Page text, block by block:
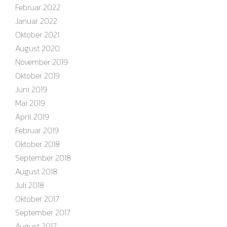
Februar 2022
Januar 2022
Oktober 2021
August 2020
November 2019
Oktober 2019
Juni 2019
Mai 2019
April 2019
Februar 2019
Oktober 2018
September 2018
August 2018
Juli 2018
Oktober 2017
September 2017